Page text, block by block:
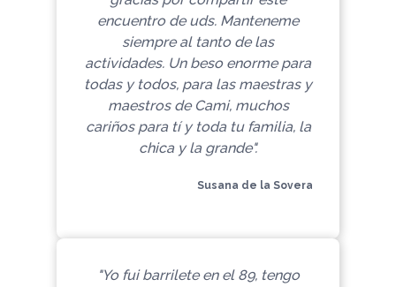
encuentro de uds. Manteneme
siempre al tanto de las
actividades. Un beso enorme para
todas y todos, para las maestras y
maestros de Cami, muchos
cariños para tí y toda tu familia, la
chica y la grande".
Susana de la Sovera
"Yo fui barrilete en el 89, tengo